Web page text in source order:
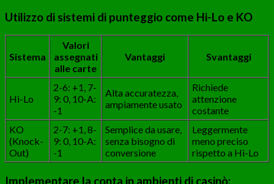
Utilizzo di sistemi di punteggio come Hi-Lo e KO
Sistema
Valori
assegnati
alle carte
Vantaggi Svantaggi
Hi-Lo
2-6: +1, 7-
9: 0, 10-A:
-1
Alta accuratezza,
ampiamente usato
Richiede
attenzione
costante
KO
(Knock-
Out)
2-7: +1, 8-
9: 0, 10-A:
-1
Semplice da usare,
senza bisogno di
conversione
Leggermente
meno preciso
rispetto a Hi-Lo
Implementare la conta in ambienti di casinò: